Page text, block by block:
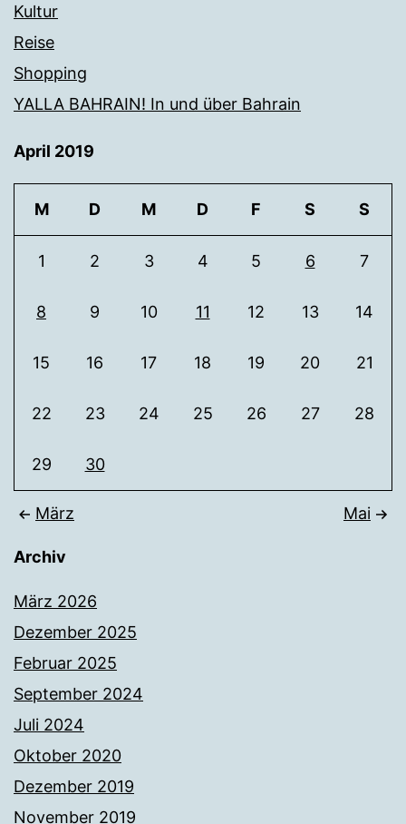
Kultur
Reise
Shopping
YALLA BAHRAIN! In und über Bahrain
April 2019
M D M D F S S
1 2 3 4 5 6 7
8 9 10 11 12 13 14
15 16 17 18 19 20 21
22 23 24 25 26 27 28
29 30
März Mai
Archiv
März 2026
Dezember 2025
Februar 2025
September 2024
Juli 2024
Oktober 2020
Dezember 2019
November 2019